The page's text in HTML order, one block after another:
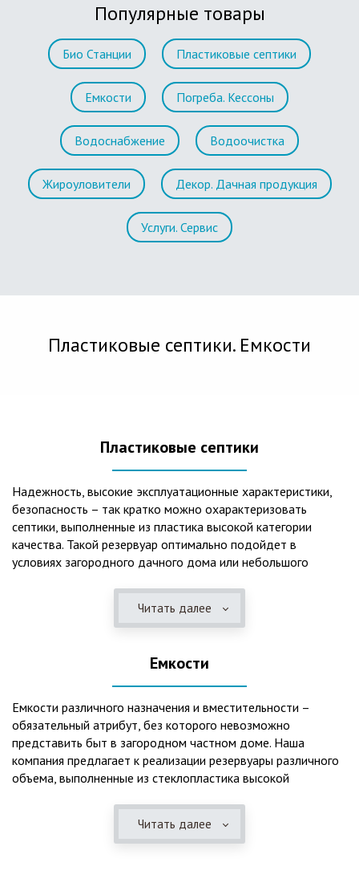
Популярные товары
Био Станции Пластиковые септики
Емкости Погреба. Кессоны
Водоснабжение Водоочистка
Жироуловители Декор. Дачная продукция
Услуги. Сервис
Пластиковые септики. Емкости
Пластиковые септики
Надежность, высокие эксплуатационные характеристики,
безопасность – так кратко можно охарактеризовать
септики, выполненные из пластика высокой категории
качества. Такой резервуар оптимально подойдет в
условиях загородного дачного дома или небольшого
механическая и биологическая очистка канализационных
Главная причина популярности пластиковых и
также отнести:
безупречное качество изготовления;
стойкость к высокому давлению грунта (даже в
ненаполненном состоянии);
полная герметичность, что гарантирует отсутствие
Читать далее
Емкости
Емкости различного назначения и вместительности –
обязательный атрибут, без которого невозможно
представить быт в загородном частном доме. Наша
компания предлагает к реализации резервуары различного
объема, выполненные из стеклопластика высокой
одна из основных сфер их практического использования –
это организация центров очистки, обустройство
Читать далее